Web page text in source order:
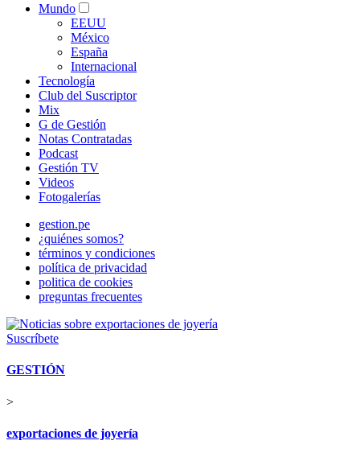
Mundo
EEUU
México
España
Internacional
Tecnología
Club del Suscriptor
Mix
G de Gestión
Notas Contratadas
Podcast
Gestión TV
Videos
Fotogalerías
gestion.pe
¿quiénes somos?
términos y condiciones
política de privacidad
politica de cookies
preguntas frecuentes
Suscríbete
GESTIÓN
>
exportaciones de joyería